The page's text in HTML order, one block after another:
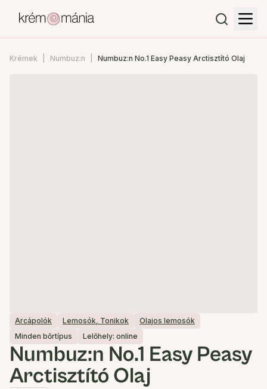
Krémek Numbuz:n Numbuz:n No.1 Easy Peasy Arctisztító Olaj
Arcápolók Lemosók, Tonikok
Olajos lemosók
Minden bőrtípus
Lelőhely: online
Numbuz:n No.1 Easy Peasy
Arctisztító Olaj